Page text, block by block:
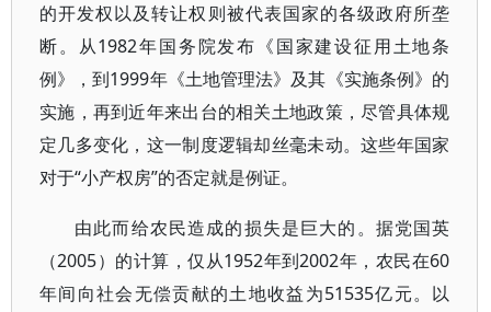
的开发权以及转让权则被代表国家的各级政府所垄
断。从1982年国务院发布《国家建设征用土地条
例》，到1999年《土地管理法》及其《实施条例》的
实施，再到近年来出台的相关土地政策，尽管具体规
定几多变化，这一制度逻辑却丝毫未动。这些年国家
对于“小产权房”的否定就是例证。
由此而给农民造成的损失是巨大的。据党国英
（2005）的计算，仅从1952年到2002年，农民在60
年间向社会无偿贡献的土地收益为51535亿元。以